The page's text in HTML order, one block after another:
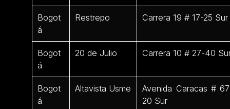
Bogot
á
Restrepo Carrera 19 # 17-25 Sur
Bogot
á
20 de Julio Carrera 10 # 27-40
Bogot
á
Altavista Usme
Avenida Caracas #
20 Sur